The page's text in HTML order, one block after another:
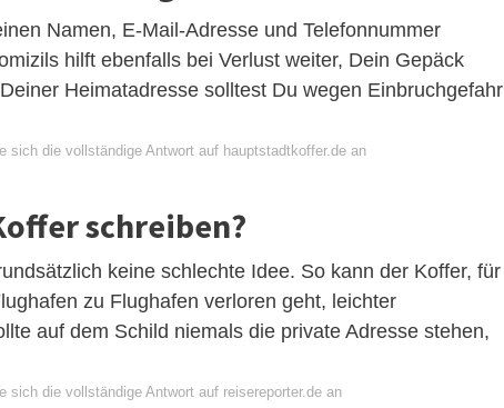
Namen, E-Mail-Adresse und Telefonnummer
hilft ebenfalls bei Verlust weiter, Dein Gepäck
Heimatadresse solltest Du wegen Einbruchgefahr
sich die vollständige Antwort auf hauptstadtkoffer.de an
schreiben?
keine schlechte Idee. So kann der Koffer, für
zu Flughafen verloren geht, leichter
auf dem Schild niemals die private Adresse stehen,
sich die vollständige Antwort auf reisereporter.de an